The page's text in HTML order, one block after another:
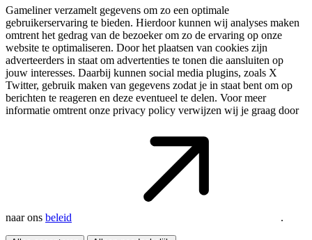
Gameliner verzamelt gegevens om zo een optimale
gebruikerservaring te bieden. Hierdoor kunnen wij analyses maken
omtrent het gedrag van de bezoeker om zo de ervaring op onze
website te optimaliseren. Door het plaatsen van cookies zijn
adverteerders in staat om advertenties te tonen die aansluiten op
jouw interesses. Daarbij kunnen social media plugins, zoals X
Twitter, gebruik maken van gegevens zodat je in staat bent om op
berichten te reageren en deze eventueel te delen. Voor meer
informatie omtrent onze privacy policy verwijzen wij je graag door
naar ons beleid .